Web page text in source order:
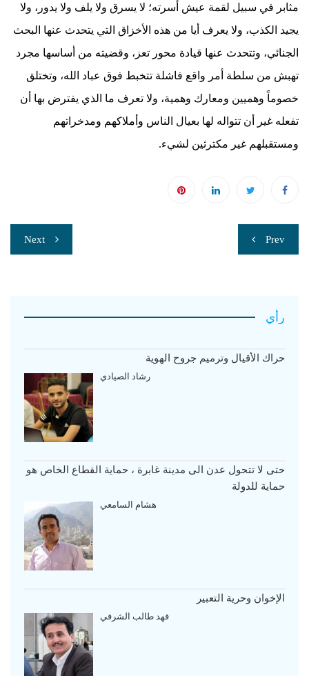
مثابر في سبيل لقمة عيش أسرته؛ لا يسرق ولا يلف ولا يدور، ولا
يجيد الكذب، ولا يعرف أيا من هذه الأخزاق التي يتحدث عنها البحث
الجنائي، وتتحدث عنها قيادة محور تعز، وقضيته من أساسها مجرد
تهبش من سلطة أمر واقع فاشلة تتخبط فوق عباد الله، وتختلق
خصوماً وهميين ومعارك وهمية، ولا تعرف ما الذي يفترض بها أن
تفعله غير أن تتواله لها بعيال الناس وأملاكهم ومدخراتهم
ومستقبلهم غير مكترثين لشيء.
تصفّح
المقالات
Prev
Next
رأي
حراك الأقيال وترميم جروح الهوية
رشاد الصيادي
حتى لا تتحول عدن الى مدينة غابرة ، حماية القطاع الخاص هو
حماية للدولة
هشام السامعي
الإخوان وحرية التعبير
فهد طالب الشرفي